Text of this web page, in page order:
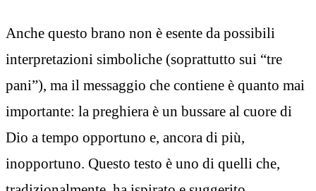
Anche questo brano non è esente da possibili
interpretazioni simboliche (soprattutto sui “tre
pani”), ma il messaggio che contiene è quanto mai
importante: la preghiera è un bussare al cuore di
Dio a tempo opportuno e, ancora di più,
inopportuno. Questo testo è uno di quelli che,